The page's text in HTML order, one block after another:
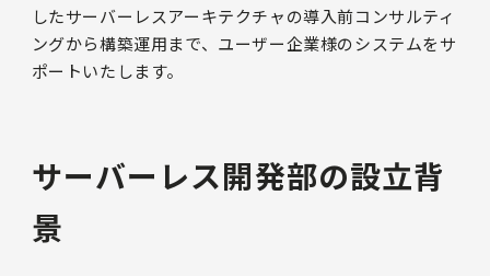
したサーバーレスアーキテクチャの導入前コンサルティ
ングから構築運用まで、ユーザー企業様のシステムをサ
ポートいたします。
サーバーレス開発部の設立背
景